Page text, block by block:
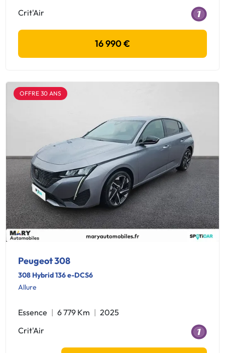
Crit'Air
16 990 €
OFFRE 30 ANS
Peugeot 308
308 Hybrid 136 e-DCS6
Allure
Essence 6 779 Km
2025
Crit'Air